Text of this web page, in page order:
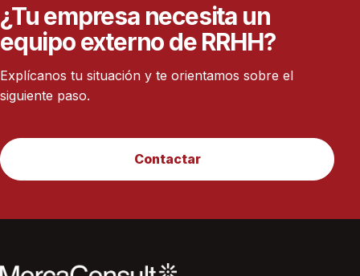
¿Tu empresa necesita un
equipo externo de RRHH?
Explícanos tu situación y te orientamos sobre el
siguiente paso.
Contactar